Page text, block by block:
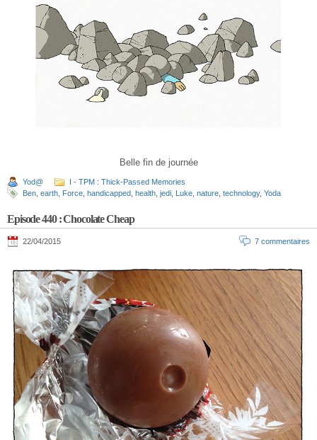
Belle fin de journée
Yod@
I - TPM : Thick-Passed Memories
Ben earth Force handicapped health jedi Luke nature technology, Yoda
Episode 440 : Chocolate Cheap
22/04/2015 7 commentaires